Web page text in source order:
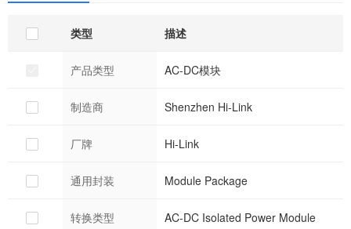
类型 描述
产品类型 AC-DC模块
制造商 Shenzhen Hi-Link
厂牌 Hi-Link
通用封装 Module Package
转换类型 AC-DC Isolated Power Module